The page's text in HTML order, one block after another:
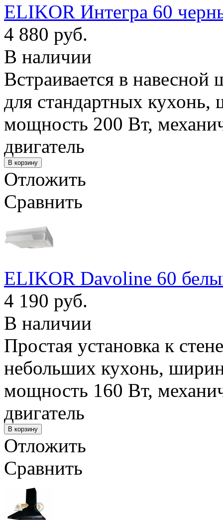
ELIKOR Интегра 60
4 880 руб.
В наличии
Встраивается в
для стандартных
мощность 200 Вт,
двигатель
Отложить
Сравнить
ELIKOR Davoline 60
4 190 руб.
В наличии
Простая установка к
небольших кухонь,
мощность 160 Вт,
двигатель
Отложить
Сравнить